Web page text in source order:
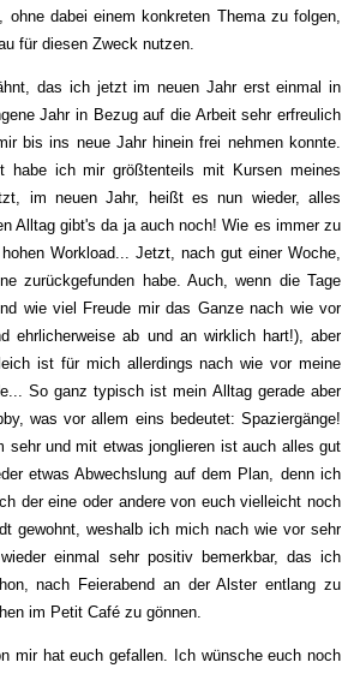
dabei einem konkreten Thema zu folgen,
für diesen Zweck nutzen.
das ich jetzt im neuen Jahr erst einmal in
Jahr in Bezug auf die Arbeit sehr erfreulich
bis ins neue Jahr hinein frei nehmen konnte.
habe ich mir größtenteils mit Kursen meines
im neuen Jahr, heißt es nun wieder, alles
Alltag gibt's da ja auch noch! Wie es immer zu
Workload... Jetzt, nach gut einer Woche,
zurückgefunden habe. Auch, wenn die Tage
wie viel Freude mir das Ganze nach wie vor
ehrlicherweise ab und an wirklich hart!), aber
ist für mich allerdings nach wie vor meine
So ganz typisch ist mein Alltag gerade aber
was vor allem eins bedeutet: Spaziergänge!
und mit etwas jonglieren ist auch alles gut
etwas Abwechslung auf dem Plan, denn ich
der eine oder andere von euch vielleicht noch
gewohnt, weshalb ich mich nach wie vor sehr
einmal sehr positiv bemerkbar, das ich
nach Feierabend an der Alster entlang zu
im Petit Café zu gönnen.
mir hat euch gefallen. Ich wünsche euch noch